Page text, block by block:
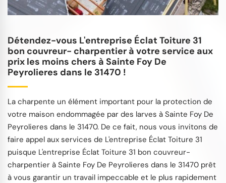
Détendez-vous L'entreprise Éclat Toiture 31
bon couvreur- charpentier à votre service aux
prix les moins chers à Sainte Foy De
Peyrolieres dans le 31470 !
La charpente un élément important pour la protection de
votre maison endommagée par des larves à Sainte Foy De
Peyrolieres dans le 31470. De ce fait, nous vous invitons de
faire appel aux services de L'entreprise Éclat Toiture 31
puisque L'entreprise Éclat Toiture 31 bon couvreur-
charpentier à Sainte Foy De Peyrolieres dans le 31470 prêt
à vous garantir un travail impeccable et le plus rapidement